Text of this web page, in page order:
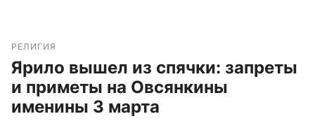
РЕЛИГИЯ
Ярило вышел из спячки: запреты
и приметы на Овсянкины
именины 3 марта